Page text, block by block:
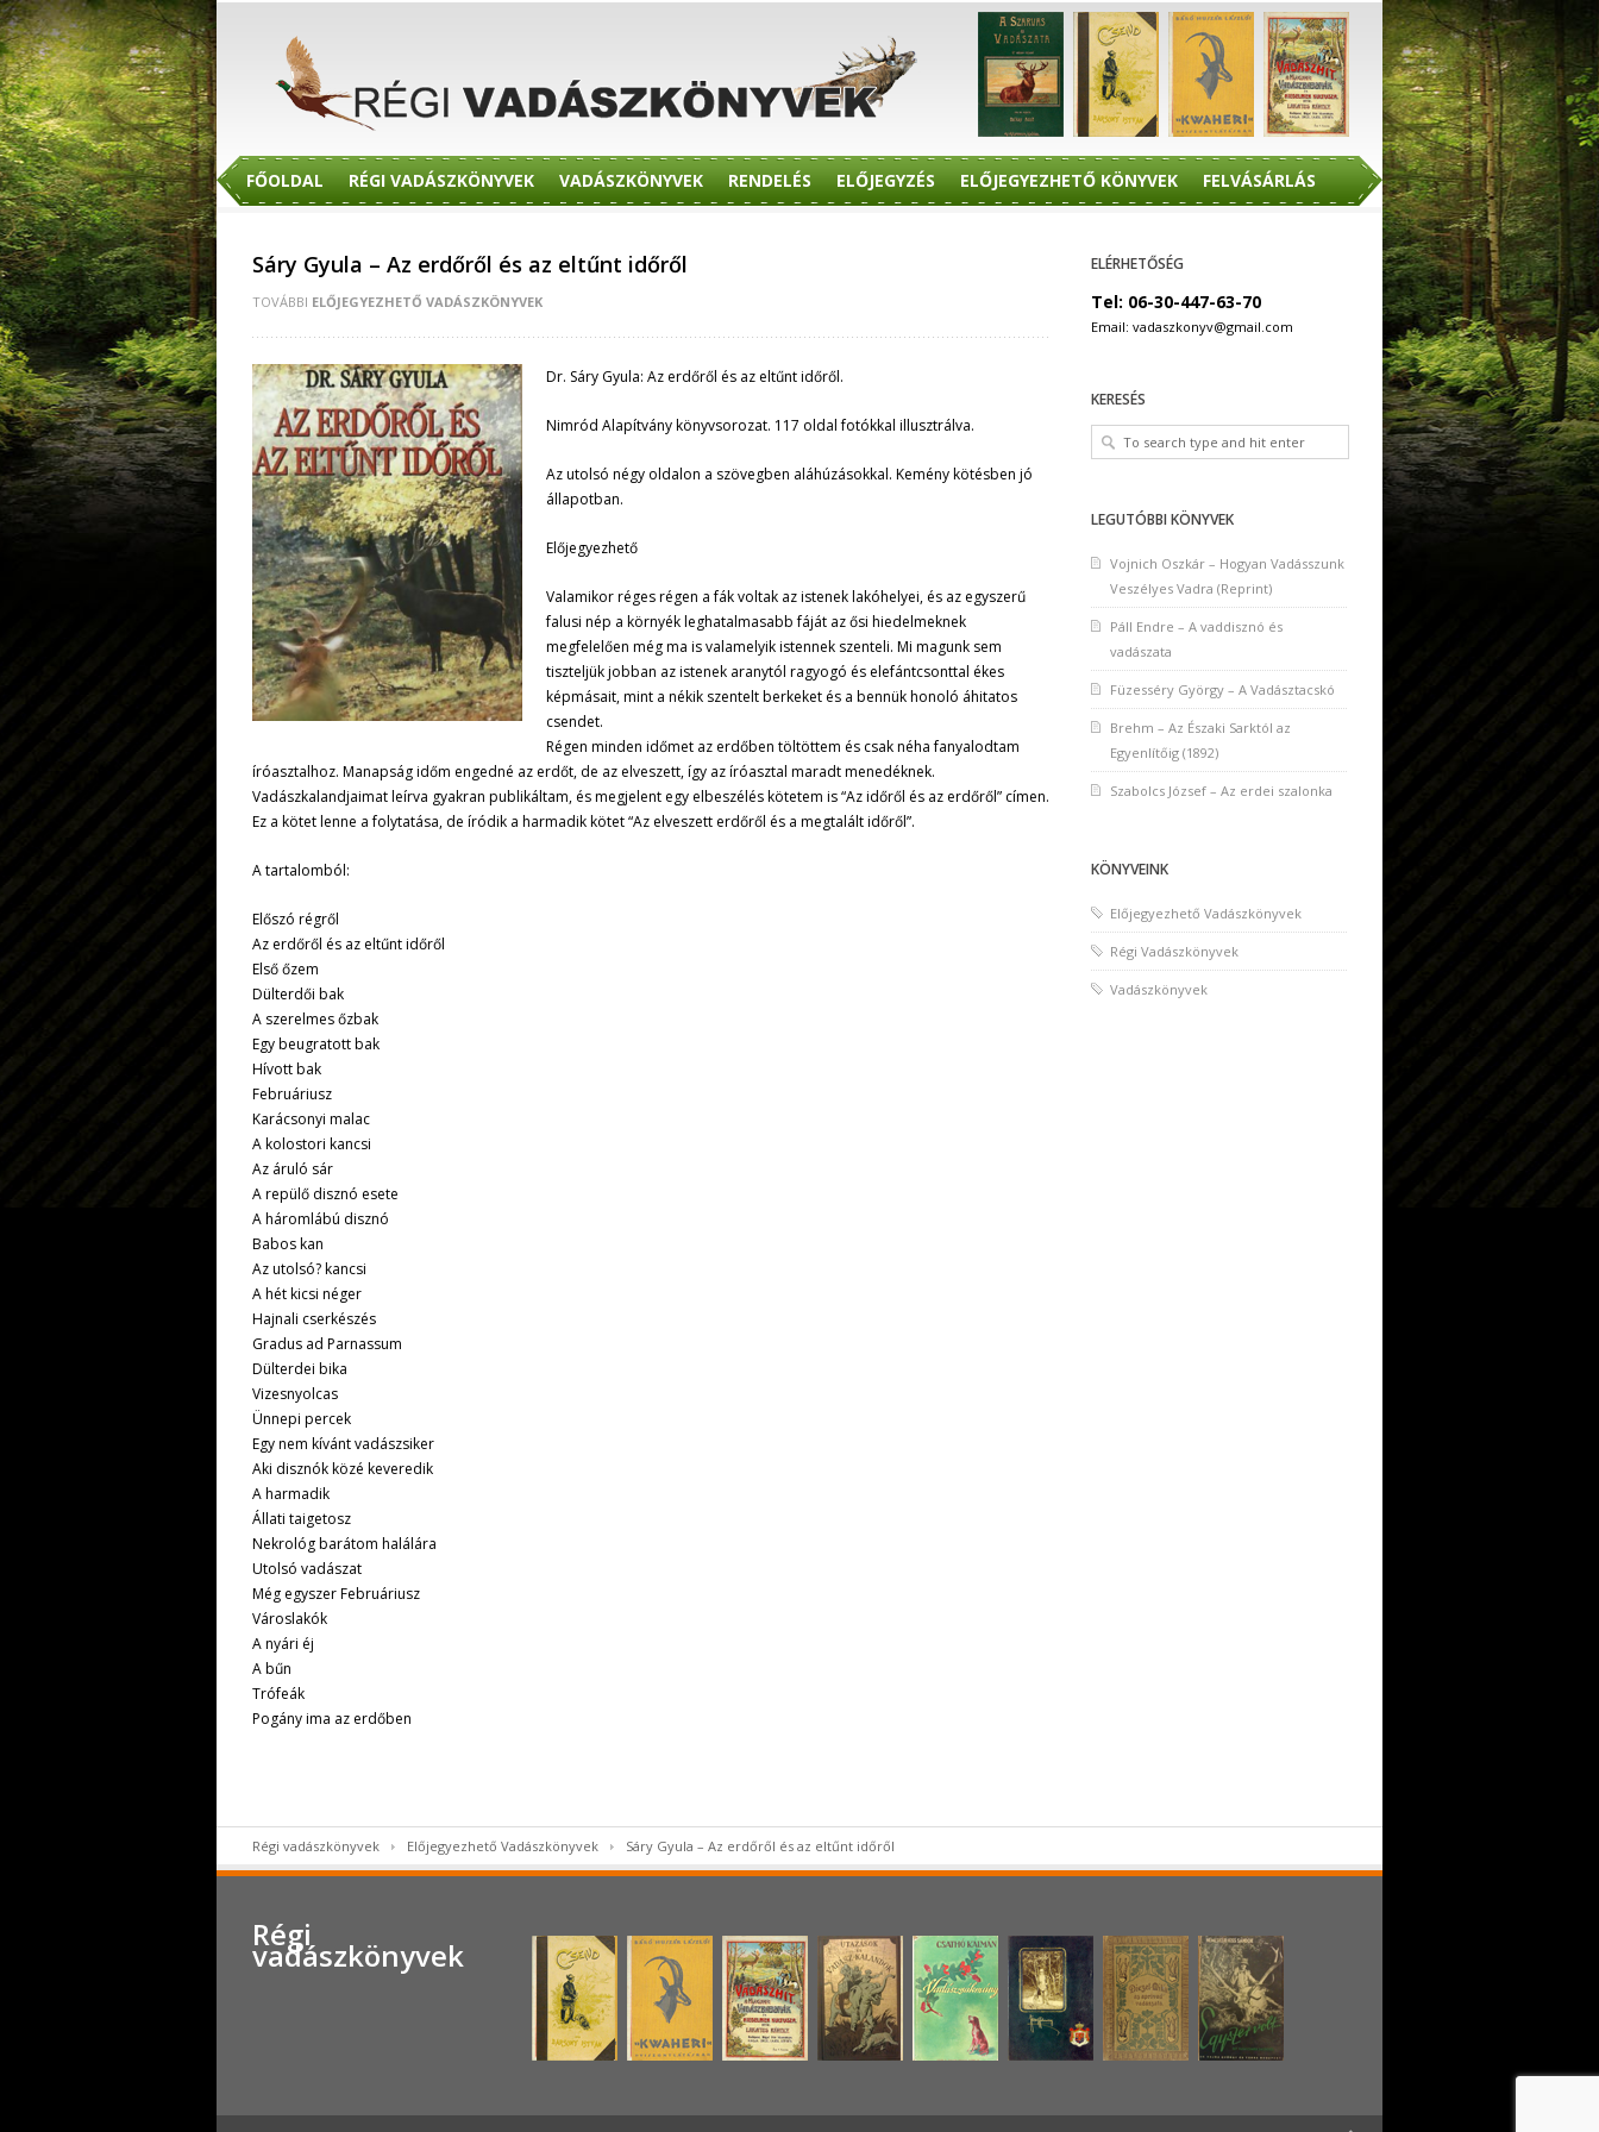
FŐOLDAL RÉGI VADÁSZKÖNYVEK VADÁSZKÖNYVEK RENDELÉS ELŐJEGYZÉS ELŐJEGYEZHETŐ KÖNYVEK FELVÁSÁRLÁS
Sáry Gyula – Az erdőről és az eltűnt időről
TOVÁBBI ELŐJEGYEZHETŐ VADÁSZKÖNYVEK
Dr. Sáry Gyula: Az erdőről és az eltűnt időről.
Nimród Alapítvány könyvsorozat. 117 oldal fotókkal illusztrálva.
Az utolsó négy oldalon a szövegben aláhúzásokkal. Kemény kötésben jó
állapotban.
Előjegyezhető
Valamikor réges régen a fák voltak az istenek lakóhelyei, és az egyszerű
falusi nép a környék leghatalmasabb fáját az ősi hiedelmeknek
megfelelően még ma is valamelyik istennek szenteli. Mi magunk sem
tiszteljük jobban az istenek aranytól ragyogó és elefántcsonttal ékes
képmásait, mint a nékik szentelt berkeket és a bennük honoló áhitatos
csendet.
Régen minden időmet az erdőben töltöttem és csak néha fanyalodtam
íróasztalhoz. Manapság időm engedné az erdőt, de az elveszett, így az íróasztal maradt menedéknek.
Vadászkalandjaimat leírva gyakran publikáltam, és megjelent egy elbeszélés kötetem is “Az időről és az erdőről” címen.
Ez a kötet lenne a folytatása, de íródik a harmadik kötet “Az elveszett erdőről és a megtalált időről”.
A tartalomból:
Előszó régről
Az erdőről és az eltűnt időről
Első őzem
Dülterdői bak
A szerelmes őzbak
Egy beugratott bak
Hívott bak
Februáriusz
Karácsonyi malac
A kolostori kancsi
Az áruló sár
A repülő disznó esete
A háromlábú disznó
Babos kan
Az utolsó? kancsi
A hét kicsi néger
Hajnali cserkészés
Gradus ad Parnassum
Dülterdei bika
Vizesnyolcas
Ünnepi percek
Egy nem kívánt vadászsiker
Aki disznók közé keveredik
A harmadik
Állati taigetosz
Nekrológ barátom halálára
Utolsó vadászat
Még egyszer Februáriusz
Városlakók
A nyári éj
A bűn
Trófeák
Pogány ima az erdőben
ELÉRHETŐSÉG
Tel: 06-30-447-63-70
Email: vadaszkonyv@gmail.com
KERESÉS
LEGUTÓBBI KÖNYVEK
Vojnich Oszkár – Hogyan Vadásszunk
Veszélyes Vadra (Reprint)
Páll Endre – A vaddisznó és
vadászata
Füzesséry György – A Vadásztacskó
Brehm – Az Északi Sarktól az
Egyenlítőig (1892)
Szabolcs József – Az erdei szalonka
KÖNYVEINK
Előjegyezhető Vadászkönyvek
Régi Vadászkönyvek
Vadászkönyvek
Régi vadászkönyvek Előjegyezhető Vadászkönyvek Sáry Gyula – Az erdőről és az eltűnt időről
Régi
vadászkönyvek